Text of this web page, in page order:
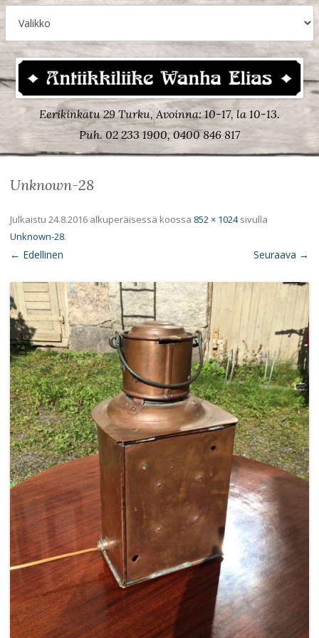
Eerikinkatu 29 Turku, Avoinna: 10-17, la 10-13.
Puh. 02 233 1900, 0400 846 817
Unknown-28
Julkaistu 24.8.2016 alkuperäisessä koossa 852 × 1024sivulla
Unknown-28.
← Edellinen Seuraava →